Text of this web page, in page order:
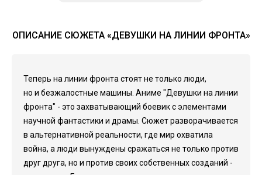
ОПИСАНИЕ СЮЖЕТА «ДЕВУШКИ НА ЛИНИИ ФРОНТА»
Теперь на линии фронта стоят не только люди,
но и безжалостные машины. Аниме "Девушки на линии
фронта" - это захватывающий боевик с элементами
научной фантастики и драмы. Сюжет разворачивается
в альтернативной реальности, где мир охватила
война, а люди вынуждены сражаться не только против
друг друга, но и против своих собственных созданий -